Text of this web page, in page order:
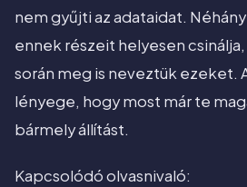
nem gyűjti az adataidat.
ennek részeit helyesen
során meg is neveztük ezeket.
lényege, hogy most már te
bármely állítást.
Kapcsolódó olvasnivaló: